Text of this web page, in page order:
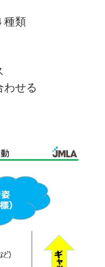
種類
わせる